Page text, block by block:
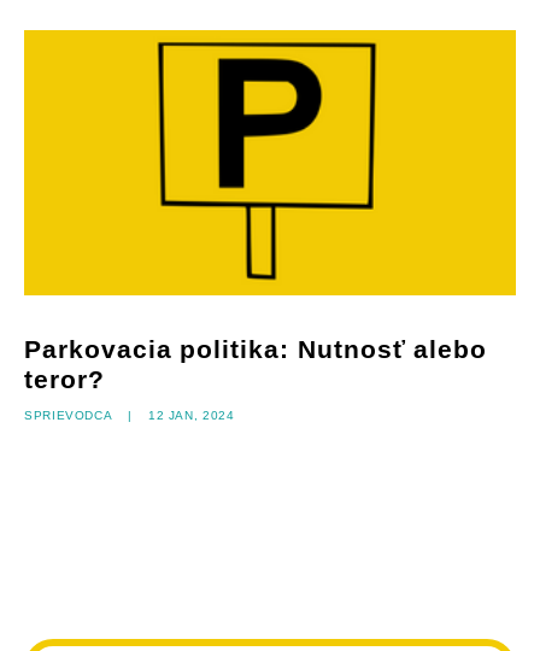
Parkovacia politika: Nutnosť alebo
teror?
Sprievodca | 12 jan, 2024